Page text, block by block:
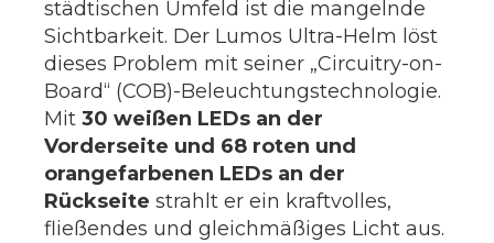
städtischen Umfeld ist die mangelnde
Sichtbarkeit. Der Lumos Ultra-Helm löst
dieses Problem mit seiner „Circuitry-on-
Board“ (COB)-Beleuchtungstechnologie.
Mit 30 weißen LEDs an der
Vorderseite und 68 roten und
orangefarbenen LEDs an der
Rückseite strahlt er ein kraftvolles,
fließendes und gleichmäßiges Licht aus.